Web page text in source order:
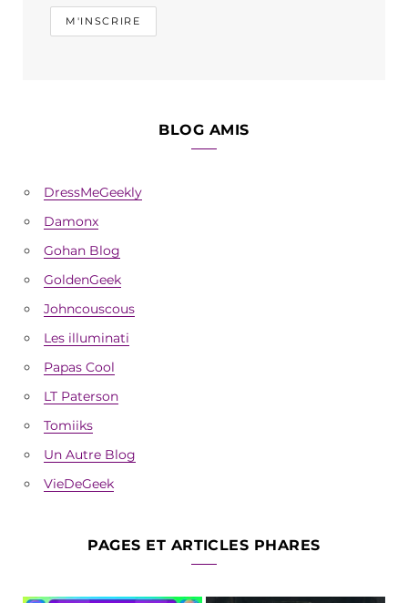
BLOG AMIS
DressMeGeekly
Damonx
Gohan Blog
GoldenGeek
Johncouscous
Les illuminati
Papas Cool
LT Paterson
Tomiiks
Un Autre Blog
VieDeGeek
PAGES ET ARTICLES PHARES